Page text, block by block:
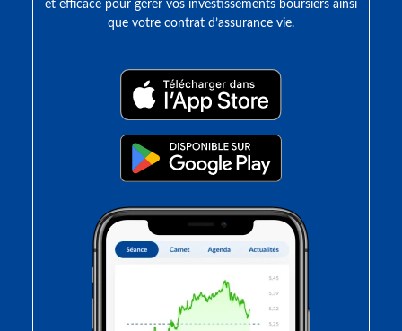
et efficace pour gérer vos investissements boursiers ainsi
que votre contrat d’assurance vie.